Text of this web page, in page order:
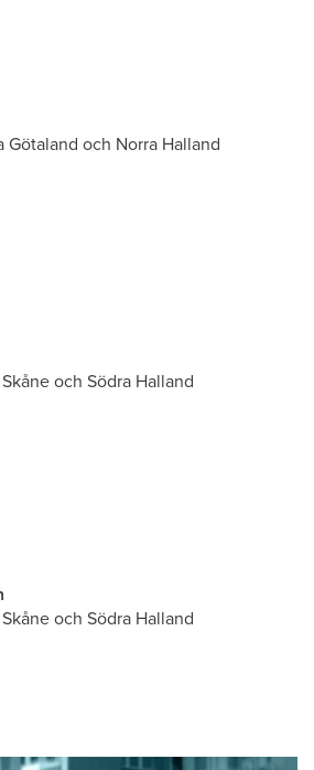
Götaland och Norra Halland
och Södra Halland
och Södra Halland